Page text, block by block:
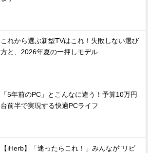
これから選ぶ新型TVはこれ！失敗しない選び
方と、2026年夏の一押しモデル
「5年前のPC」とこんなに違う！予算10万円
台前半で実現する快適PCライフ
【iHerb】「迷ったらこれ！」みんなが"リピ